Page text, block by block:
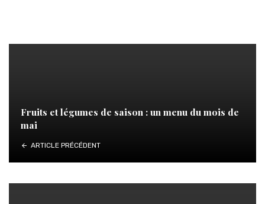
Fruits et légumes de saison : un menu du mois de
mai
ARTICLE PRÉCÉDENT